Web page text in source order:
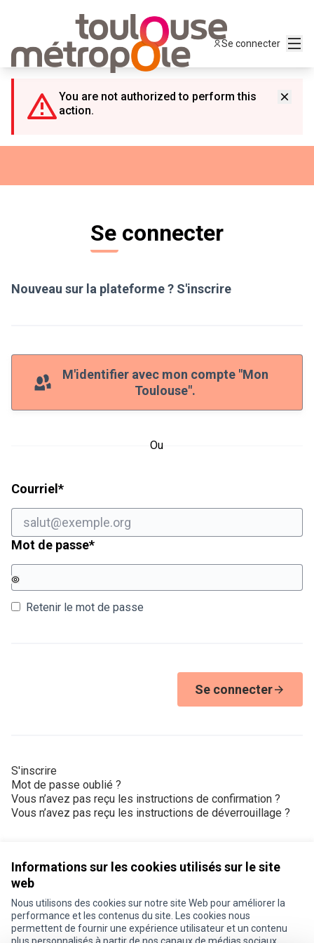
Informations sur les cookies utilisés sur le site
web
Nous utilisons des cookies sur notre site Web pour améliorer la
performance et les contenus du site. Les cookies nous
permettent de fournir une expérience utilisateur et un contenu
Se connecter
You are not authorized to perform this
action.
Se connecter
Nouveau sur la plateforme ? S'inscrire
M'identifier avec mon compte "Mon
Toulouse".
Ou
Courriel *Champ obligatoire
Mot de passe*Champ obligatoire
Retenir le mot de passe
Se connecter
S'inscrire
Mot de passe oublié ?
Vous n’avez pas reçu les instructions de confirmation ?
Vous n’avez pas reçu les instructions de déverrouillage ?
Conditions d'utilisation
Paramètres des cookies
Je participe ! sur X
Je participe ! sur Facebook
Je participe ! sur Instagram